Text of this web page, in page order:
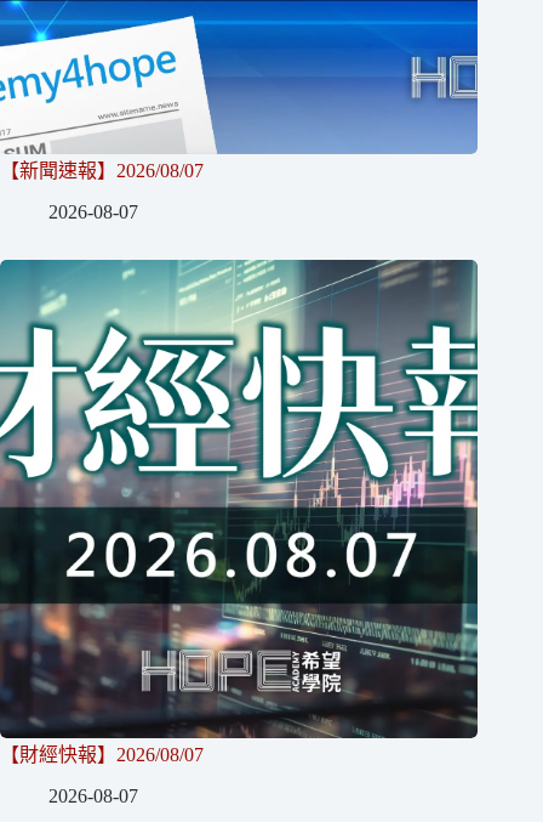
【新聞速報】2026/08/07
2026-08-07
【財經快報】2026/08/07
2026-08-07